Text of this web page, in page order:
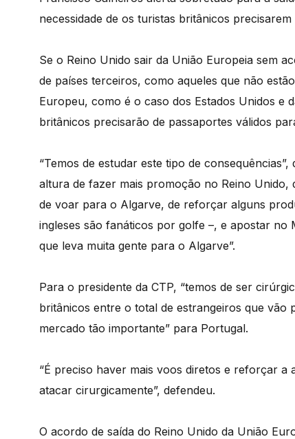
necessidade de os turistas britânicos
Se o Reino Unido sair da União Europeia sem
de países terceiros, como aqueles que não
Europeu, como é o caso dos Estados Unidos e
britânicos precisarão de passaportes válidos
“Temos de estudar este tipo de
altura de fazer mais promoção no Reino Unido,
de voar para o Algarve, de reforçar alguns
ingleses são fanáticos por golfe –, e apostar no
que leva muita gente para o Algarve”.
Para o presidente da CTP, “temos de ser
britânicos entre o total de estrangeiros que vão
mercado tão importante” para Portugal.
“É preciso haver mais voos diretos e reforçar a
atacar cirurgicamente”, defendeu.
O acordo de saída do Reino Unido da União